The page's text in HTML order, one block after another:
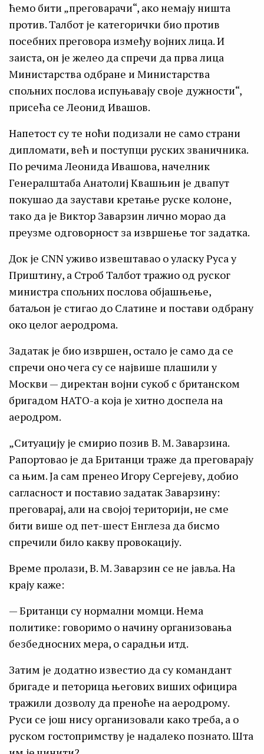
ћемо бити „преговарачи“, ако немају ништа
против. Талбот је категорички био против
посебних преговора између војних лица. И
заиста, он је желео да спречи да прва лица
Министарства одбране и Министарства
спољних послова испуњавају своје дужности“,
присећа се Леонид Ивашов.
Напетост су те ноћи подизали не само страни
дипломати, већ и поступци руских званичника.
По речима Леонида Ивашова, начелник
Генералштаба Анатолиј Квашњин је двапут
покушао да заустави кретање руске колоне,
тако да је Виктор Заварзин лично морао да
преузме одговорност за извршење тог задатка.
Док је CNN уживо извештавао о уласку Руса у
Приштину, а Строб Талбот тражио од руског
министра спољних послова објашњење,
батаљон је стигао до Слатине и постави одбрану
око целог аеродрома.
Задатак је био извршен, остало је само да се
спречи оно чега су се највише плашили у
Москви — директан војни сукоб с британском
бригадом НАТО-а која је хитно доспела на
аеродром.
„Ситуацију је смирио позив В. М. Заварзина.
Рапортовао је да Британци траже да преговарају
са њим. Ја сам пренео Игору Сергејеву, добио
сагласност и поставио задатак Заварзину:
преговарај, али на својој територији, не сме
бити више од пет-шест Енглеза да бисмо
спречили било какву провокацију.
Време пролази, В. М. Заварзин се не јавља. На
крају каже:
— Британци су нормални момци. Нема
политике: говоримо о начину организовања
безбедносних мера, о сарадњи итд.
Затим је додатно известио да су командант
бригаде и петорица његових виших официра
тражили дозволу да преноће на аеродрому.
Руси се још нису организовали како треба, а о
руском гостопримству је надалеко познато. Шта